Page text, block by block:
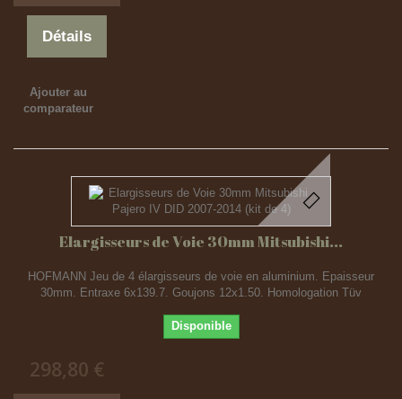
Détails
Ajouter au
comparateur
Elargisseurs de Voie 30mm Mitsubishi...
HOFMANN Jeu de 4 élargisseurs de voie en aluminium. Epaisseur
30mm. Entraxe 6x139.7. Goujons 12x1.50. Homologation Tüv
Disponible
298,80 €